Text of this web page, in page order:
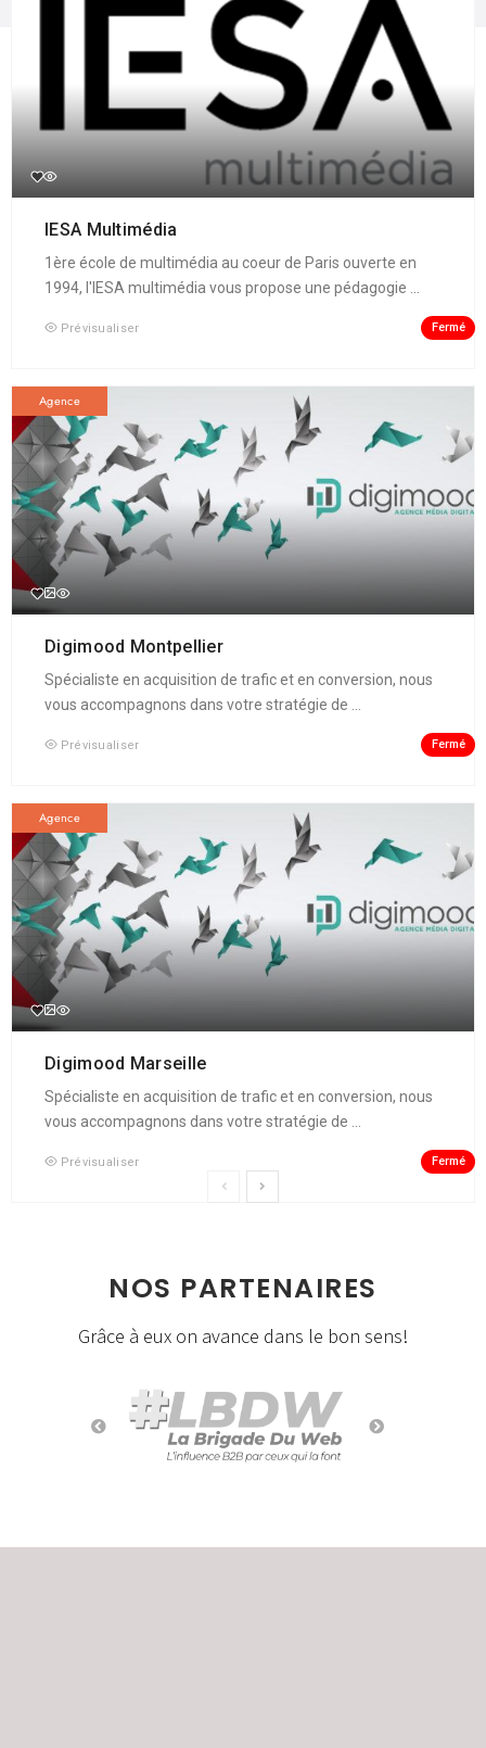
IESA Multimédia
1ère école de multimédia au coeur de Paris ouverte en
1994, l'IESA multimédia vous propose une pédagogie ...
Prévisualiser Fermé
Agence
Digimood Montpellier
Spécialiste en acquisition de trafic et en conversion, nous
vous accompagnons dans votre stratégie de ...
Prévisualiser Fermé
Agence
Digimood Marseille
Spécialiste en acquisition de trafic et en conversion, nous
vous accompagnons dans votre stratégie de ...
Prévisualiser Fermé
NOS PARTENAIRES
Grâce à eux on avance dans le bon sens!